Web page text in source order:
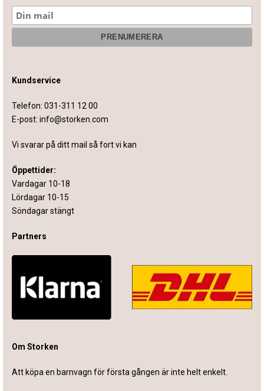
Kundservice
Telefon: 031-311 12 00
E-post: info@storken.com
Vi svarar på ditt mail så fort vi kan
Öppettider:
Vardagar 10-18
Lördagar 10-15
Söndagar stängt
Partners
Om Storken
Att köpa en barnvagn för första gången är inte helt enkelt.